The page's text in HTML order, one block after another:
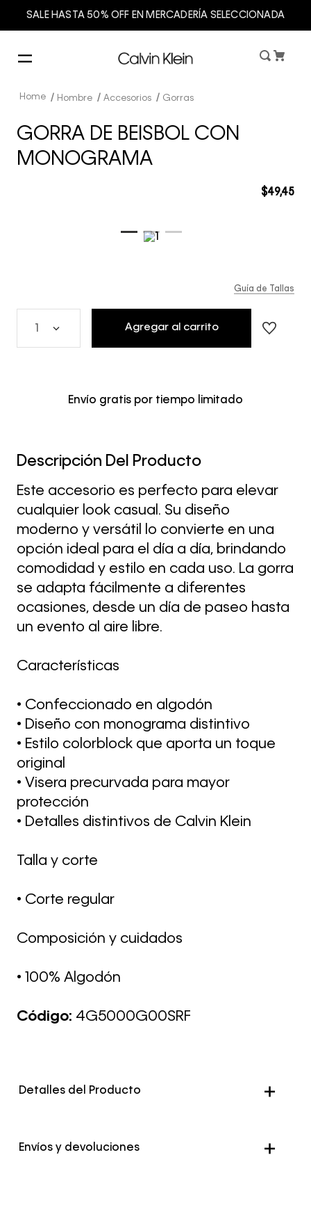
SALE HASTA 50% OFF EN MERCADERÍA SELECCIONADA
Hombre Accesorios Gorras
GORRA DE BEISBOL CON
MONOGRAMA
$49,45
Guía de Tallas
Agregar al carrito
Envío gratis por tiempo limitado
Descripción Del Producto
Este accesorio es perfecto para elevar
cualquier look casual. Su diseño
moderno y versátil lo convierte en una
opción ideal para el día a día, brindando
comodidad y estilo en cada uso. La gorra
se adapta fácilmente a diferentes
ocasiones, desde un día de paseo hasta
un evento al aire libre.
Características
• Confeccionado en algodón
• Diseño con monograma distintivo
• Estilo colorblock que aporta un toque
original
• Visera precurvada para mayor
protección
• Detalles distintivos de Calvin Klein
Talla y corte
• Corte regular
Composición y cuidados
• 100% Algodón
Código: 4G5000G00SRF
Detalles del Producto
Envíos y devoluciones